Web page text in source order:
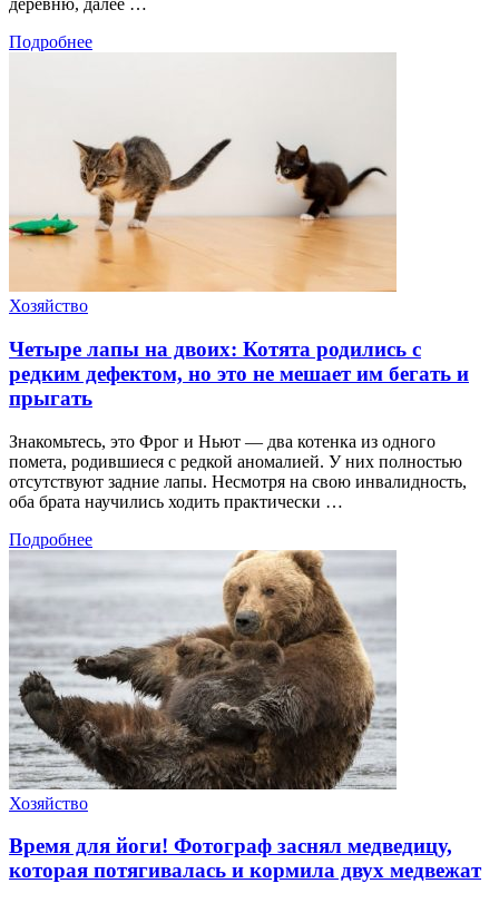
деревню, далее …
Подробнее
Хозяйство
Четыре лапы на двоих: Котята родились с
редким дефектом, но это не мешает им бегать и
прыгать
Знакомьтесь, это Фрог и Ньют — два котенка из одного
помета, родившиеся с редкой аномалией. У них полностью
отсутствуют задние лапы. Несмотря на свою инвалидность,
оба брата научились ходить практически …
Подробнее
Хозяйство
Время для йоги! Фотограф заснял медведицу,
которая потягивалась и кормила двух медвежат